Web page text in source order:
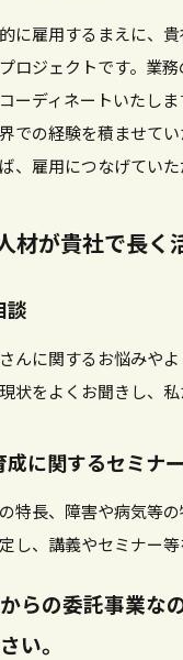
に雇用するまえに、
ロジェクトです。業
ーディネートいたし
での経験を積ませて
、雇用につなげていた
材が貴社で長く
談
んに関するお悩みや
状をよくお聞きし、
に関するセミナ
特長、障害や病気等
し、講義やセミナー等
らの委託事業な
い。